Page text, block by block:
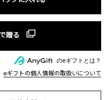
のeギフトとは？
eギフトの個人情報の取扱いについて